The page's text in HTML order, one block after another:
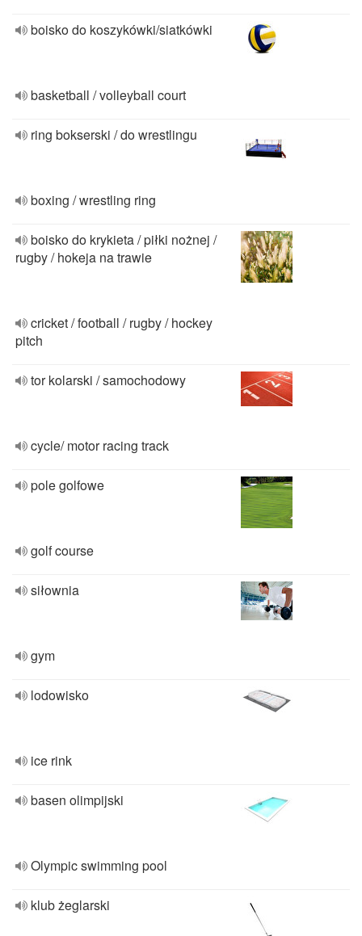
boisko do koszykówki/siatkówki
basketball / volleyball court
ring bokserski / do wrestlingu
boxing / wrestling ring
boisko do krykieta / piłki nożnej /
rugby / hokeja na trawie
cricket / football / rugby / hockey
pitch
tor kolarski / samochodowy
cycle/ motor racing track
pole golfowe
golf course
siłownia
gym
lodowisko
ice rink
basen olimpijski
Olympic swimming pool
klub żeglarski